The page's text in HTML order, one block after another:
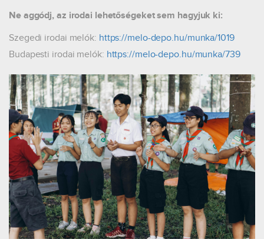
Ne aggódj, az irodai lehetőségeket sem hagyjuk ki:
Szegedi irodai melók: https://melo-depo.hu/munka/1019
Budapesti irodai melók: https://melo-depo.hu/munka/739